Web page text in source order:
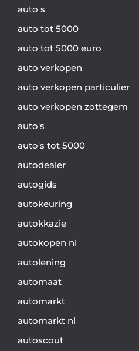
auto s
auto tot 5000
auto tot 5000 euro
auto verkopen
auto verkopen particulier
auto verkopen zottegem
auto's
auto's tot 5000
autodealer
autogids
autokeuring
autokkazie
autokopen nl
autolening
automaat
automarkt
automarkt nl
autoscout